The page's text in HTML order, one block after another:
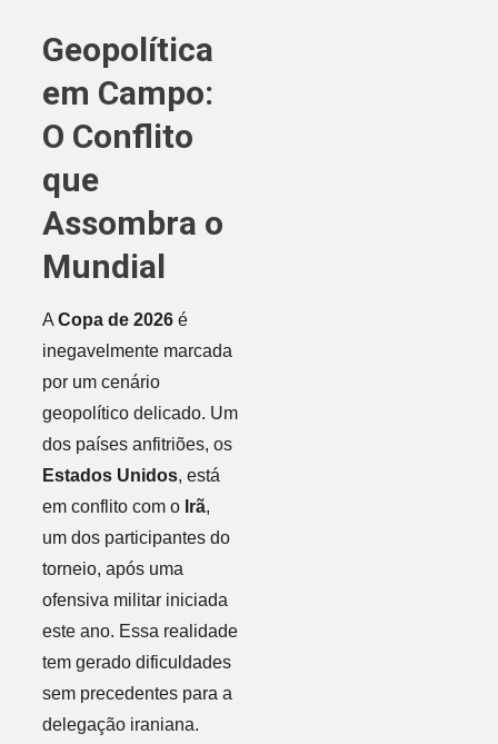
Geopolítica
em Campo:
O Conflito
que
Assombra o
Mundial
A Copa de 2026é
inegavelmente marcada
por um cenário
geopolítico delicado. Um
dos países anfitriões, os
Estados Unidos, está
em conflito com o Irã,
um dos participantes do
torneio, após uma
ofensiva militar iniciada
este ano. Essa realidade
tem gerado dificuldades
sem precedentes para a
delegação iraniana.